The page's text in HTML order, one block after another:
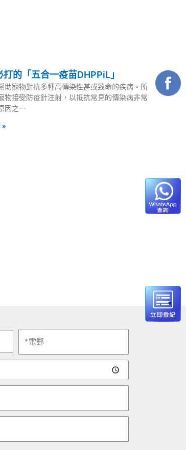
打的「五合一疫苗DHPPiL」
助寵物對抗多種高傳染性甚或致命的疾病。所
物接受防疫針注射，以抵抗常見的傳染病非常
因之一
»